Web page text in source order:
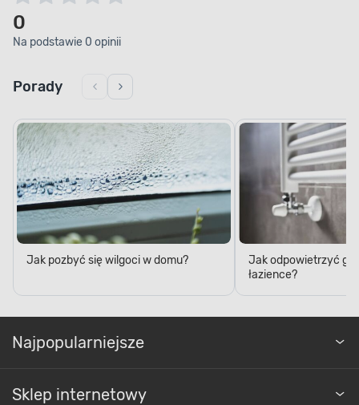
0
Na podstawie 0 opinii
Porady
Jak pozbyć się wilgoci w domu?
Jak odpowietrzyć
łazience?
Najpopularniejsze
Sklep internetowy